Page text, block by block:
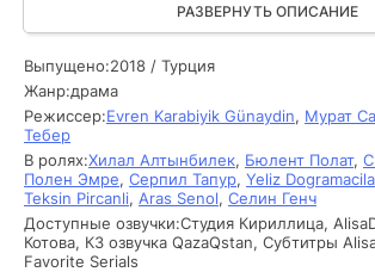
чтобы начать новую главу. Однако его
становится началом череды
которые затрагивают не только его
многих людей вокруг.
Юсуф оказывается втянутым в сложные
конфликты и разногласия, которые на
лет накапливались в его родной
сталкивается с опасными противниками,
намерены уступать свои позиции. В то
сердце оказывается в плену страсти,
загадочную девушку, чье прошлое таит в
РАЗВЕРНУТЬ ОПИСАНИЕ
Выпущено:2018 / Турция
Жанр:драма
Режиссер:Evren Karabiyik Günaydin, Мурат
Тебер
В ролях:Хилал Алтынбилек, Бюлент Полат,
Полен Эмре, Серпил Тапур, Yeliz
Teksin Pircanli, Aras Senol, Селин Генч
Доступные озвучки:Студия Кириллица,
Котова, КЗ озвучка QazaQstan, Субтитры
Favorite Serials